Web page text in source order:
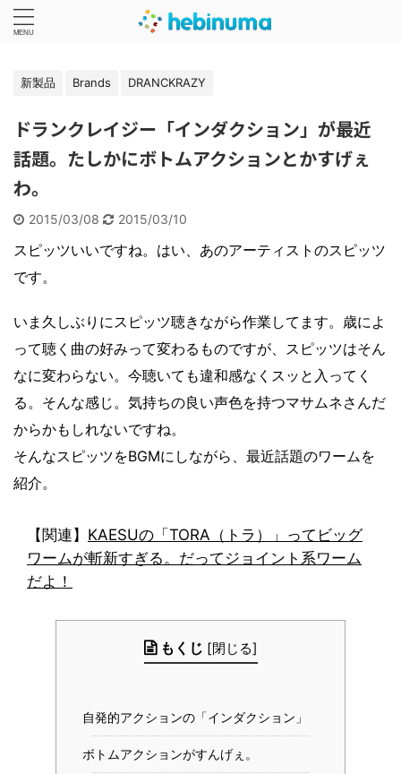
新製品 Brands DRANCKRAZY
ドランクレイジー「インダクション」が最近
話題。たしかにボトムアクションとかすげぇ
わ。
2015/03/08 2015/03/10
スピッツいいですね。はい、あのアーティストのスピッツ
です。
いま久しぶりにスピッツ聴きながら作業してます。歳によ
って聴く曲の好みって変わるものですが、スピッツはそん
なに変わらない。今聴いても違和感なくスッと入ってく
る。そんな感じ。気持ちの良い声色を持つマサムネさんだ
からかもしれないですね。
そんなスピッツをBGMにしながら、最近話題のワームを
紹介。
【関連】 KAESUの「TORA（トラ）」ってビッグ
ワームが斬新すぎる。だってジョイント系ワーム
だよ！
もくじ [閉じる]
自発的アクションの「インダクション」
ボトムアクションがすんげぇ。